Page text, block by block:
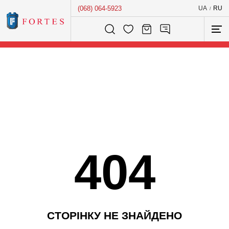
(068) 064-5923 UA / RU
Розумний пошук...
404
СТОРІНКУ НЕ ЗНАЙДЕНО